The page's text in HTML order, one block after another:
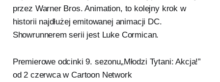
przez Warner Bros. Animation, to kolejny krok w
historii najdłużej emitowanej animacji DC.
Showrunnerem serii jest Luke Cormican.
Premierowe odcinki 9. sezonu„Młodzi Tytani: Akcja!”
od 2 czerwca w Cartoon Network